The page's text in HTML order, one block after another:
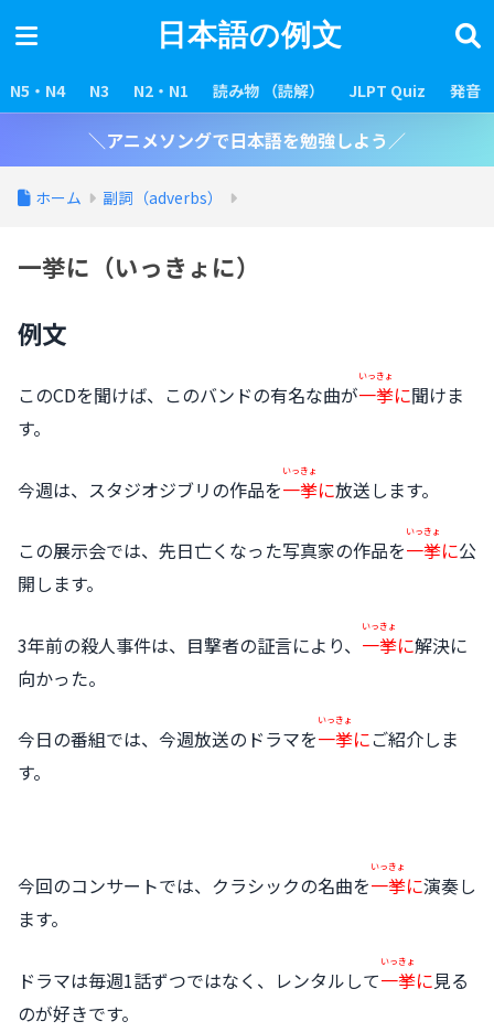
日本語の例文
N5・N4 N3 N2・N1 読み物 （読解） JLPT Quiz 発音
＼アニメソングで日本語を勉強しよう／
ホーム 副詞（adverbs）
一挙に（いっきょに）
例文
このCDを聞けば、このバンドの有名な曲が一挙
いっきょ
に聞けま
す。
今週は、スタジオジブリの作品を一挙
いっきょ
に放送します。
この展示会では、先日亡くなった写真家の作品を一挙
いっきょ
に公
開します。
3年前の殺人事件は、目撃者の証言により、 一挙
いっきょ
に解決に
向かった。
今日の番組では、今週放送のドラマを一挙
いっきょ
にご紹介しま
す。
今回のコンサートでは、クラシックの名曲を一挙
いっきょ
に演奏し
ます。
ドラマは毎週1話ずつではなく、レンタルして一挙
いっきょ
に見る
のが好きです。